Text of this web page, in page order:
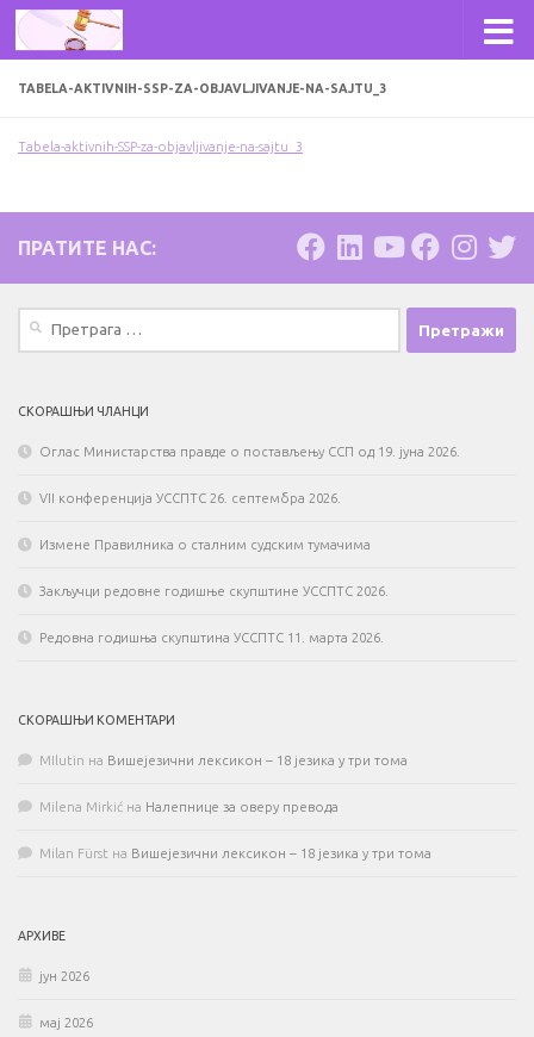
Skip to content
TABELA-AKTIVNIH-SSP-ZA-OBJAVLJIVANJE-NA-SAJTU_3
Tabela-aktivnih-SSP-za-objavljivanje-na-sajtu_3
ПРАТИТЕ НАС:
СКОРАШЊИ ЧЛАНЦИ
Оглас Министарства правде о постављењу ССП од 19. јуна 2026.
VII конференција УССПТС 26. септембра 2026.
Измене Правилника о сталним судским тумачима
Закључци редовне годишње скупштине УССПТС 2026.
Редовна годишња скупштина УССПТС 11. марта 2026.
СКОРАШЊИ КОМЕНТАРИ
MIlutin на Вишејезични лексикон – 18 језика у три тома
Milena Mirkić на Налепнице за оверу превода
Milan Fürst на Вишејезични лексикон – 18 језика у три тома
АРХИВЕ
јун 2026
мај 2026